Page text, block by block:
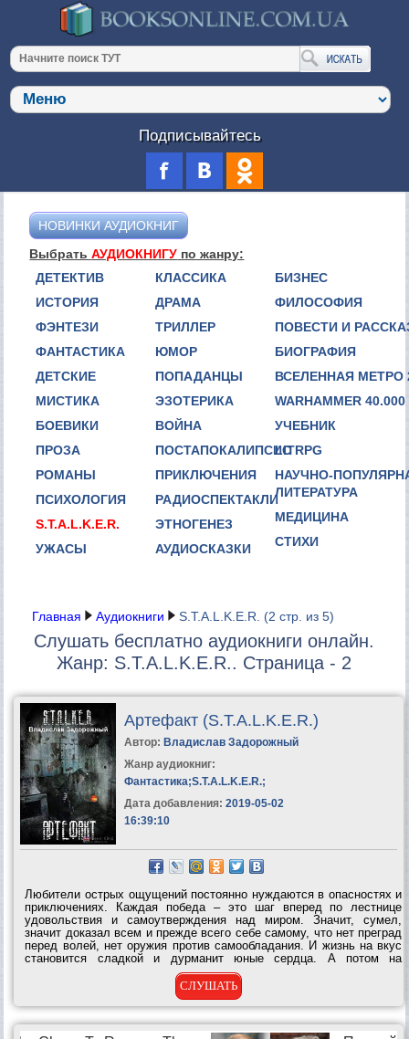
Подписывайтесь
НОВИНКИ АУДИОКНИГ
ВыбратьАУДИОКНИГУ по жанру:
ДЕТЕКТИВ
ИСТОРИЯ
ФЭНТЕЗИ
ФАНТАСТИКА
ДЕТСКИЕ
МИСТИКА
БОЕВИКИ
ПРОЗА
РОМАНЫ
ПСИХОЛОГИЯ
S.T.A.L.K.E.R.
УЖАСЫ
КЛАССИКА
ДРАМА
ТРИЛЛЕР
ЮМОР
ПОПАДАНЦЫ
ЭЗОТЕРИКА
ВОЙНА
ПОСТАПОКАЛИПСИС
ПРИКЛЮЧЕНИЯ
РАДИОСПЕКТАКЛИ
ЭТНОГЕНЕЗ
АУДИОСКАЗКИ
БИЗНЕС
ФИЛОСОФИЯ
ПОВЕСТИ И
БИОГРАФИЯ
ВСЕЛЕННАЯ МЕТРО
WARHAMMER 40.000
УЧЕБНИК
LITRPG
НАУЧНО-
ЛИТЕРАТУРА
МЕДИЦИНА
СТИХИ
Главная Аудиокниги S.T.A.L.K.E.R. (2 стр. из 5)
Слушать бесплатно аудиокниги онлайн.
Жанр: S.T.A.L.K.E.R.. Страница - 2
Артефакт (S.T.A.L.K.E.R.)
Автор: Владислав Задорожный
Жанр аудиокниг:
Фантастика;S.T.A.L.K.E.R.;
Дата добавления: 2019-05-02
16:39:10
Любители острых ощущений постоянно нуждаются в опасностях и
приключениях. Каждая победа – это шаг вперед по лестнице
удовольствия и самоутверждения над миром. Значит, сумел,
значит доказал всем и прежде всего себе самому, что нет преград
перед волей, нет оружия против самообладания. И жизнь на вкус
становится сладкой и дурманит юные сердца. А потом на
горизонте иерархии личных баталий со страхом появляется Зона и
СЛУШАТЬ